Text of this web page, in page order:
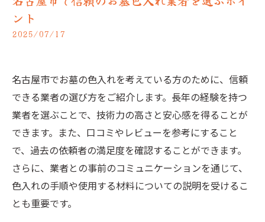
ント
2025/07/17
名古屋市でお墓の色入れを考えている方のために、信頼
できる業者の選び方をご紹介します。長年の経験を持つ
業者を選ぶことで、技術力の高さと安心感を得ることが
できます。また、口コミやレビューを参考にすること
で、過去の依頼者の満足度を確認することができます。
さらに、業者との事前のコミュニケーションを通じて、
色入れの手順や使用する材料についての説明を受けるこ
とも重要です。